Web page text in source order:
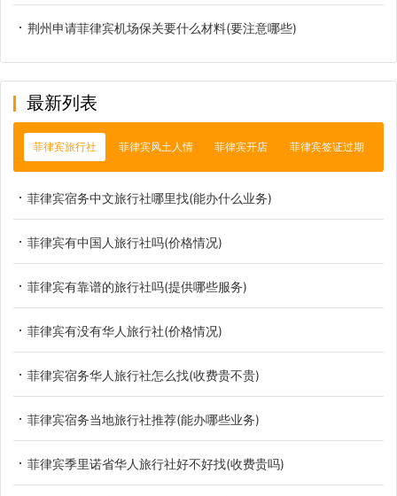
荆州申请菲律宾机场保关要什么材料(要注意哪些)
最新列表
菲律宾旅行社 菲律宾风土人情 菲律宾开店 菲律宾签证过期
菲律宾宿务中文旅行社哪里找(能办什么业务)
菲律宾有中国人旅行社吗(价格情况)
菲律宾有靠谱的旅行社吗(提供哪些服务)
菲律宾有没有华人旅行社(价格情况)
菲律宾宿务华人旅行社怎么找(收费贵不贵)
菲律宾宿务当地旅行社推荐(能办哪些业务)
菲律宾季里诺省华人旅行社好不好找(收费贵吗)